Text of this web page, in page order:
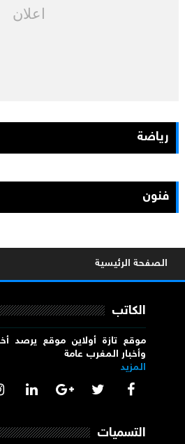
اعلان
رياضة
فنون
الصفحة الرئيسية
الكاتب
موقع تازة أولاين موقع يرصد
وأخبار المغرب عامة
المزيد
التسميات